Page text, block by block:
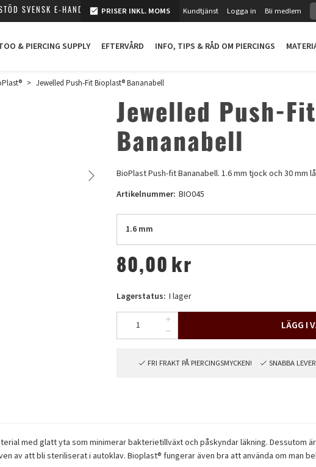
SVENSK E-HANDEL! PRISER INKL. MOMS Kundtjänst Logga in Bli medlem
& PIERCING SUPPLY EFTERVÅRD INFO, TIPS & RÅD OM PIERCINGS
> Jewelled Push-Fit Bioplast® Bananabell
Jewelled Push-
Bananabell
BioPlast Push-fit Bananabell. 1.6 mm tjock och 30 mm
Artikelnummer: BIO045
1.6 mm
80,00 kr
Lagerstatus: I lager
LÄGG I
FRI FRAKT PÅ PIERCINGSMYCKEN! SNABBA
med glatt yta som minimerar bakterietillväxt och påskyndar läkning. Dessutom
av att bli steriliserat i autoklav. Bioplast® fungerar även bra att använda om man